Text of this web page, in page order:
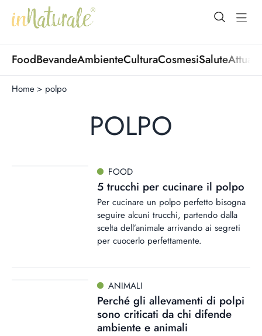
open
FoodBevandeAmbienteCulturaCosmesiSalute
Home > polpo
POLPO
FOOD
5 trucchi per cucinare il polpo
Per cucinare un polpo perfetto bisogna
seguire alcuni trucchi, partendo dalla
scelta dell’animale arrivando ai segreti
per cuocerlo perfettamente.
ANIMALI
Perché gli allevamenti di polpi
sono criticati da chi difende
ambiente e animali